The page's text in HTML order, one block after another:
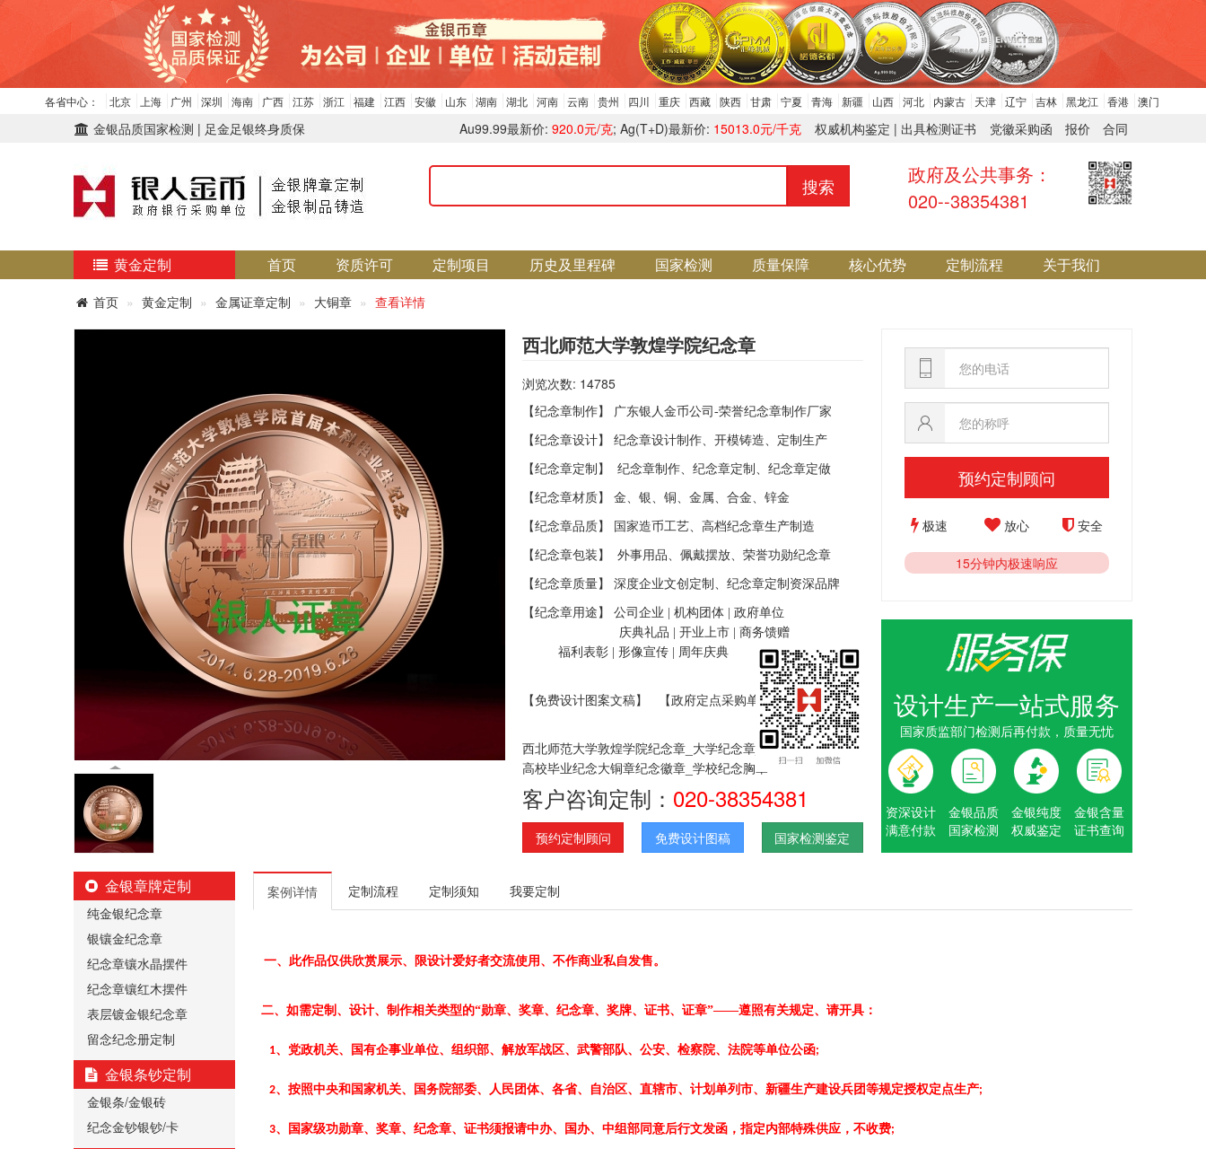
各省中心： 北京 上海 广州 深圳 海南 广西 江苏 浙江 福建 江西 安徽 山东 湖南 湖北 河南 云南 贵州 四川 重庆 西藏 陕西 甘肃 宁夏 青海 新疆 山西 河北 内蒙古 天津 辽宁 吉林 黑龙江 香港 澳门
金银品质国家检测 | 足金足银终身质保 党徽采购函 报价 合同
权威机构鉴定 | 出具检测证书
Au99.99最新价: 920.0元/克; Ag(T+D)最新价: 15013.0元/千克
搜索
政府及公共事务：
020--38354381
黄金定制 首页 资质许可 定制项目 历史及里程碑 国家检测 质量保障 核心优势 定制流程 关于我们
首页 黄金定制 金属证章定制 大铜章 查看详情
西北师范大学敦煌学院纪念章
浏览次数: 14785
【纪念章制作】 广东银人金币公司-荣誉纪念章制作厂家
【纪念章设计】 纪念章设计制作、开模铸造、定制生产
【纪念章定制】 纪念章制作、纪念章定制、纪念章定做
【纪念章材质】 金、银、铜、金属、合金、锌金
【纪念章品质】 国家造币工艺、高档纪念章生产制造
【纪念章包装】 外事用品、佩戴摆放、荣誉功勋纪念章
【纪念章质量】 深度企业文创定制、纪念章定制资深品牌
【纪念章用途】 公司企业 机构团体
政府单位
庆典礼品
开业上市
商务馈赠
福利表彰
形像宣传 周年庆典
【免费设计图案文稿】 【政府定点采购单位】
西北师范大学敦煌学院纪念章 _大学纪念章_师生聚会纪念章_
高校毕业纪念大铜章纪念徽章_学校纪念胸章
客户咨询定制： 020-38354381
预约定制顾问 免费设计图稿 国家检测鉴定
预约定制顾问
极速 放心 安全
15分钟内极速响应
设计生产一站式服务
国家质监部门检测后再付款，质量无忧
资深设计
满意付款
金银品质
国家检测
金银纯度
权威鉴定
金银含量
证书查询
金银章牌定制
纯金银纪念章
银镶金纪念章
纪念章镶水晶摆件
纪念章镶红木摆件
表层镀金银纪念章
留念纪念册定制
金银条钞定制
金银条/金银砖
纪念金钞银钞/卡
案例详情 定制流程 定制须知 我要定制
一、此作品仅供欣赏展示、限设计爱好者交流使用、不作商业私自发售。
二、如需定制、设计、制作相关类型的“勋章、奖章、纪念章、奖牌、证书、证章”——遵照有关规定、请开具：
1、党政机关、国有企事业单位、组织部、解放军战区、武警部队、公安、检察院、法院等单位公函;
2、按照中央和国家机关、国务院部委、人民团体、各省、自治区、直辖市、计划单列市、新疆生产建设兵团等规定授权定点生产;
3、国家级功勋章、奖章、纪念章、证书须报请中办、国办、中组部同意后行文发函，指定内部特殊供应，不收费;